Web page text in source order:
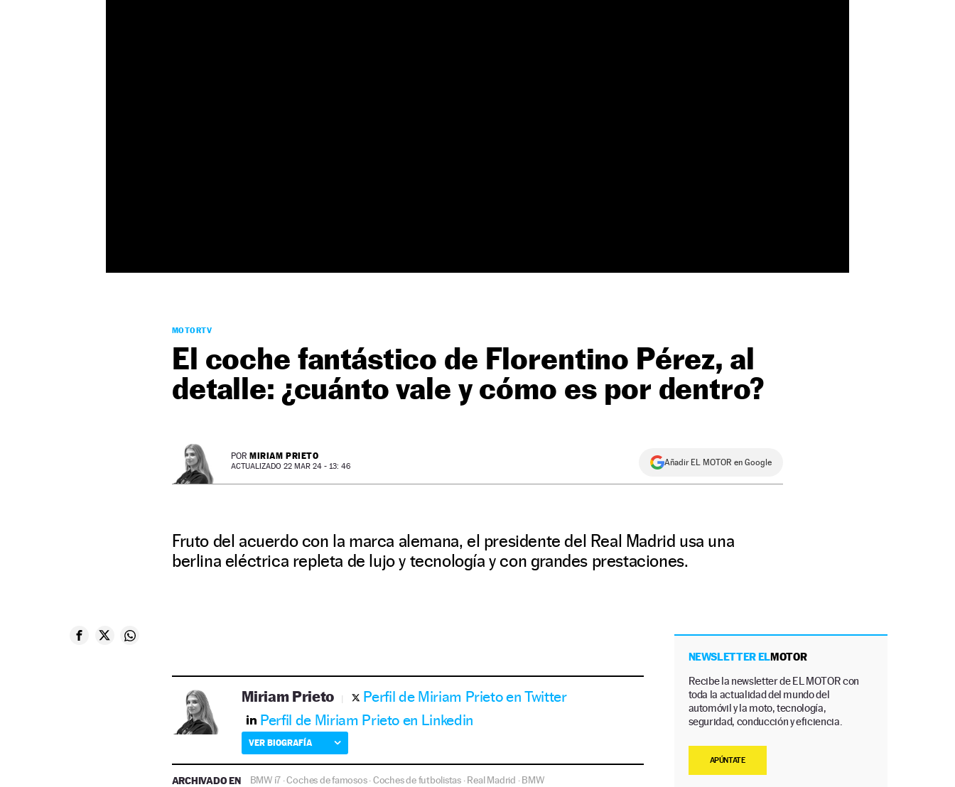
MOTORTV
El coche fantástico de Florentino Pérez, al
detalle: ¿cuánto vale y cómo es por dentro?
POR MIRIAM PRIETO
ACTUALIZADO 22 MAR 24 - 13: 46 Añadir EL MOTOR en Google
Fruto del acuerdo con la marca alemana, el presidente del Real Madrid usa una
berlina eléctrica repleta de lujo y tecnología y con grandes prestaciones.
Miriam Prieto
Perfil de Miriam Prieto en Twitter
Perfil de Miriam Prieto en Linkedin
VER BIOGRAFÍA
ARCHIVADO EN BMW i7 ·Coches de famosos·Coches de futbolistas ·Real Madrid ·BMW
NEWSLETTER ELMOTOR
Recibe la newsletter de EL MOTOR con
toda la actualidad del mundo del
automóvil y la moto, tecnología,
seguridad, conducción y eficiencia.
APÚNTATE